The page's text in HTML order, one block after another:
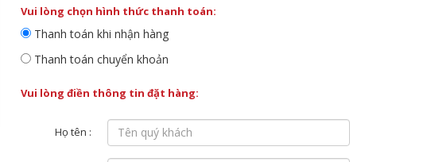
Vui lòng chọn hình thức thanh toán:
Thanh toán khi nhận hàng
Thanh toán chuyển khoản
Vui lòng điền thông tin đặt hàng:
Họ tên :